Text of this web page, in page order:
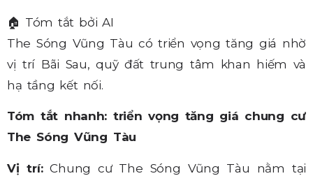
🏠 Tóm tắt bởi AI
The Sóng Vũng Tàu có triển vọng tăng giá nhờ
vị trí Bãi Sau, quỹ đất trung tâm khan hiếm và
hạ tầng kết nối.
Tóm tắt nhanh: triển vọng tăng giá chung cư
The Sóng Vũng Tàu
Vị trí: Chung cư The Sóng Vũng Tàu nằm tại